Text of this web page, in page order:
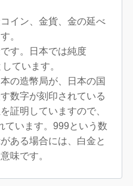
イン、金貨、金の延べ
。
す。日本では純度
ています。
の造幣局が、日本の国
数字が刻印されている
証明していますので、
ています。999という数
ある場合には、白金と
味です。